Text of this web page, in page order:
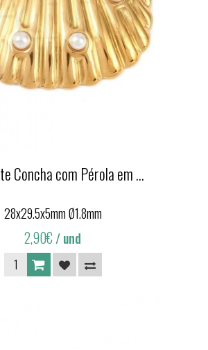
Concha com Pérola em ...
28x29.5x5mm Ø1.8mm
2,90€/ und